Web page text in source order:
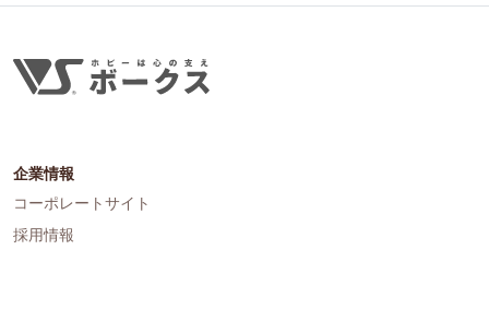
企業情報
コーポレートサイト
採用情報